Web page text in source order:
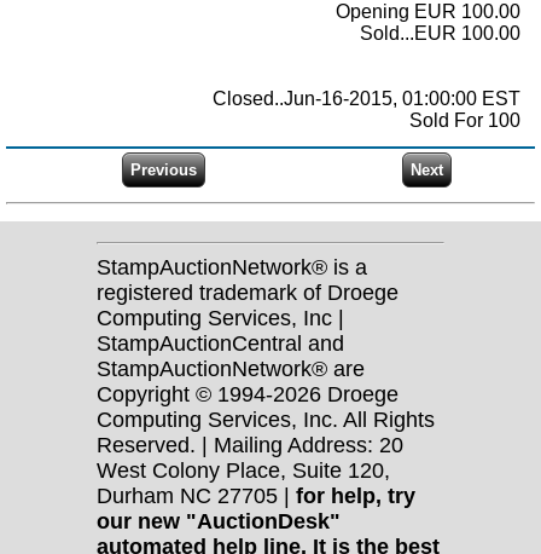
Opening EUR 100.00
Sold...EUR 100.00
Closed..Jun-16-2015, 01:00:00 EST
Sold For 100
StampAuctionNetwork® is a
registered trademark of Droege
Computing Services, Inc |
StampAuctionCentral and
StampAuctionNetwork® are
Copyright © 1994-2026 Droege
Computing Services, Inc. All Rights
Reserved. | Mailing Address: 20
West Colony Place, Suite 120,
Durham NC 27705 | for help, try
our new "AuctionDesk"
automated help line. It is the best